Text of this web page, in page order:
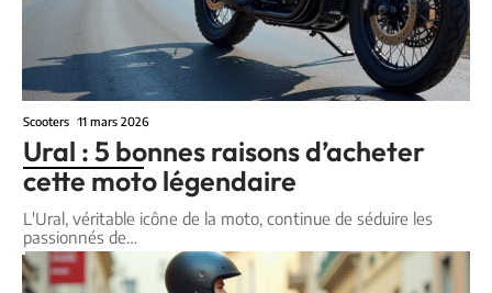
Scooters 11 mars 2026
Ural : 5 bonnes raisons d’acheter
cette moto légendaire
L'Ural, véritable icône de la moto, continue de séduire les
passionnés de…